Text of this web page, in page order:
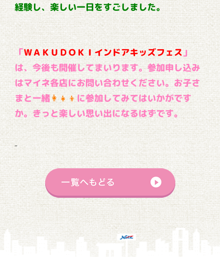
経験し、楽しい一日をすごしました。
「ＷＡＫＵＤＯＫＩインドアキッズフェス」
は、今後も開催してまいります。参加申し込み
はマイネ各店にお問い合わせください。 お子さ
まと一緒👩‍👧‍👦に参加してみてはいかがです
か。きっと楽しい思い出になるはずです。